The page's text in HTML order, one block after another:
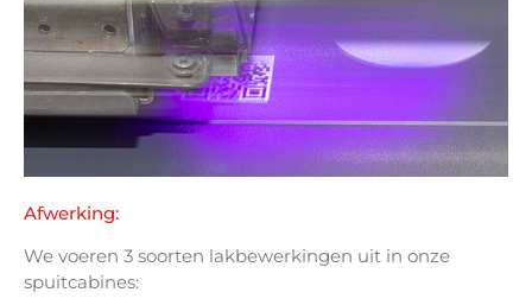
Afwerking:
We voeren 3 soorten lakbewerkingen uit in onze
spuitcabines: